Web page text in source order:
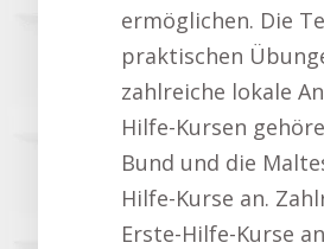
ermöglichen. Die
praktischen
zahlreiche lokale
Hilfe-Kursen
Bund und die
Hilfe-Kurse an.
Erste-Hilfe-Kurse